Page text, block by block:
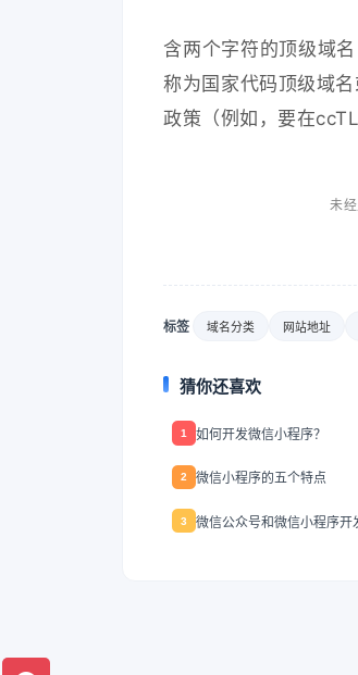
含两个字符的顶级域
称为国家代码顶级域
政策（例如，要在
未
标签 域名分类 网站地址
猜你还喜欢
1 如何开发微信小程序？
2 微信小程序的五个特点
3 微信公众号和微信小程序开